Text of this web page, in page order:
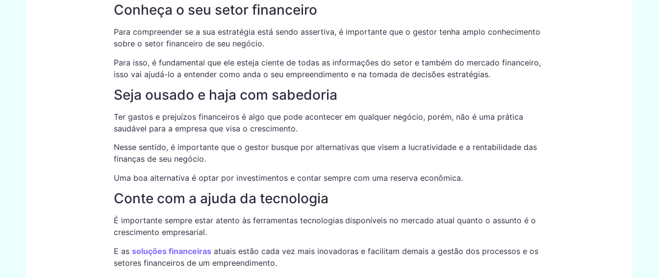
Conheça o seu setor financeiro
Para compreender se a sua estratégia está sendo assertiva, é importante que o gestor tenha amplo conhecimento
sobre o setor financeiro de seu negócio.
Para isso, é fundamental que ele esteja ciente de todas as informações do setor e também do mercado financeiro,
isso vai ajudá-lo a entender como anda o seu empreendimento e na tomada de decisões estratégias.
Seja ousado e haja com sabedoria
Ter gastos e prejuízos financeiros é algo que pode acontecer em qualquer negócio, porém, não é uma prática
saudável para a empresa que visa o crescimento.
Nesse sentido, é importante que o gestor busque por alternativas que visem a lucratividade e a rentabilidade das
finanças de seu negócio.
Uma boa alternativa é optar por investimentos e contar sempre com uma reserva econômica.
Conte com a ajuda da tecnologia
É importante sempre estar atento às ferramentas tecnologias disponíveis no mercado atual quanto o assunto é o
crescimento empresarial.
E as soluções financeiras atuais estão cada vez mais inovadoras e facilitam demais a gestão dos processos e os
setores financeiros de um empreendimento.